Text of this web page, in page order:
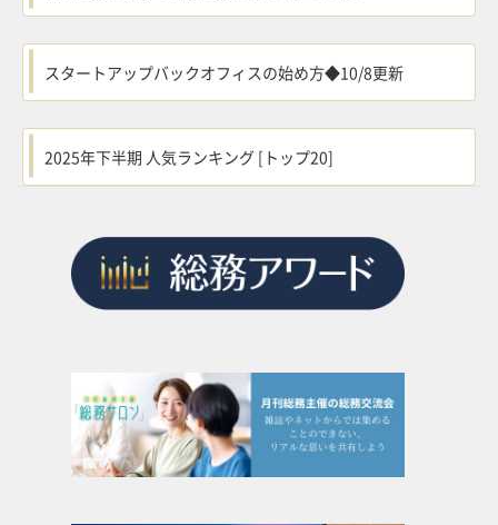
スタートアップバックオフィスの始め方◆10/8更新
2025年下半期 人気ランキング [トップ20]